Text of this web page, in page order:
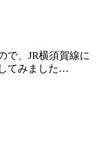
で、JR横須賀線に
てみました…